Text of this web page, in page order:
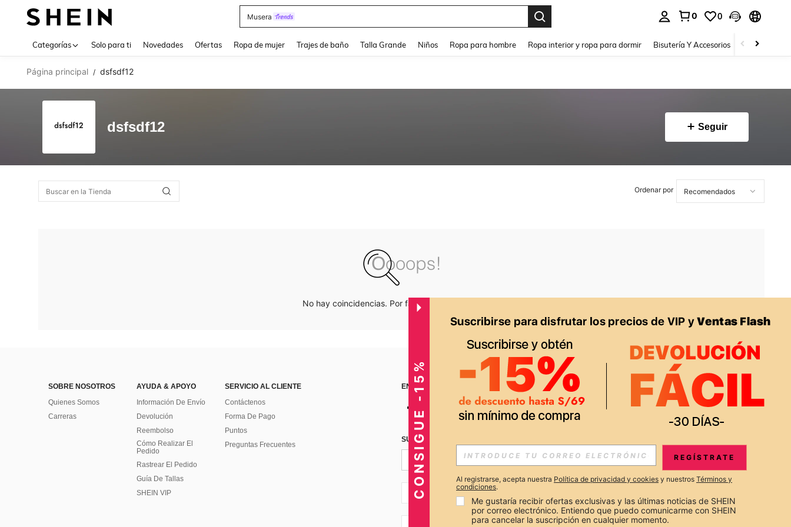
Musera
0 0
Categorías Solo para ti Novedades Ofertas Ropa de mujer Trajes de baño Talla Grande Niños Ropa para hombre Ropa interior y ropa para dormir Bisutería Y Accesorios Zapatos
Página principal / dsfsdf12
dsfsdf12 Seguir
Ordenar por
No hay coincidencias. Por favor inténtalo de nuevo.
SOBRE NOSOTROS
Quienes Somos
Carreras
AYUDA & APOYO
Información De Envío
Devolución
Reembolso
Cómo Realizar El
Pedido
Rastrear El Pedido
Guía De Tallas
SHEIN VIP
SERVICIO AL CLIENTE
Contáctenos
Forma De Pago
Puntos
Preguntas Frecuentes
ENCUÉNTRANOS EN APP
SUSCRÍBETE PARA RECIBIR OFERTAS EXCLUSIVAS, PROMOCIONES Y NOTICIAS DE SHEIN
Suscribir
PE + 51
CONSIGUE -15% REGÍSTRATE
Al registrarse, acepta nuestra Política de privacidad y cookies y nuestros Términos y
condiciones.
Me gustaría recibir ofertas exclusivas y las últimas noticias de SHEIN
por correo electrónico. Entiendo que puedo comunicarme con SHEIN
para cancelar la suscripción en cualquier momento.